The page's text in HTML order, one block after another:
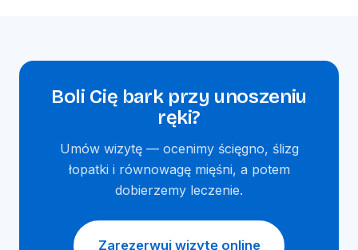
Boli Cię bark przy unoszeniu
ręki?
Umów wizytę — ocenimy ścięgno, ślizg
łopatki i równowagę mięśni, a potem
dobierzemy leczenie.
Zarezerwuj wizytę online